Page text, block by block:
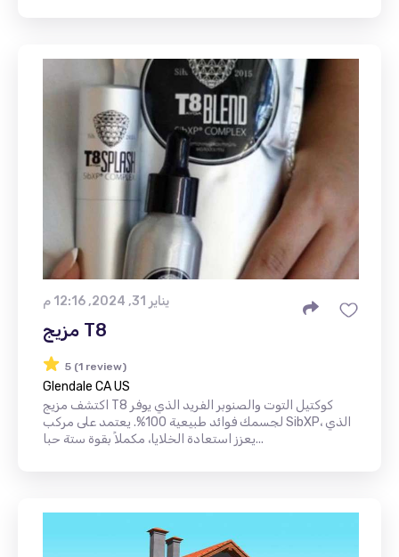
يناير 31, 2024, 12:16 م
مزيج T8
5 (1 review)
Glendale CA US
اكتشف مزيج T8 كوكتيل التوت والصنوبر الفريد الذي يوفر
لجسمك فوائد طبيعية 100%. يعتمد على مركب SibXP، الذي
يعزز استعادة الخلايا، مكملاً بقوة ستة حبا...